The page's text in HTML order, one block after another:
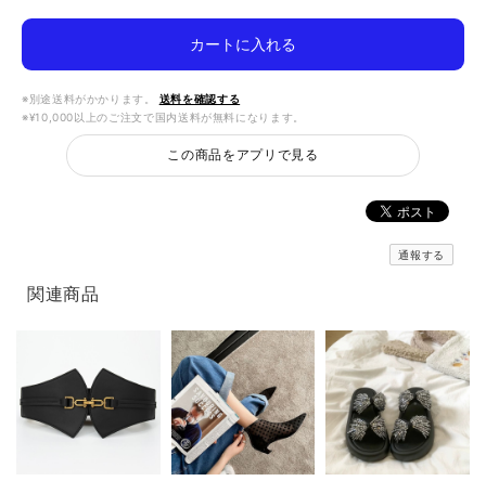
カートに入れる
※別途送料がかかります。
送料を確認する
※¥10,000以上のご注文で国内送料が無料になります。
この商品をアプリで見る
通報する
関連商品